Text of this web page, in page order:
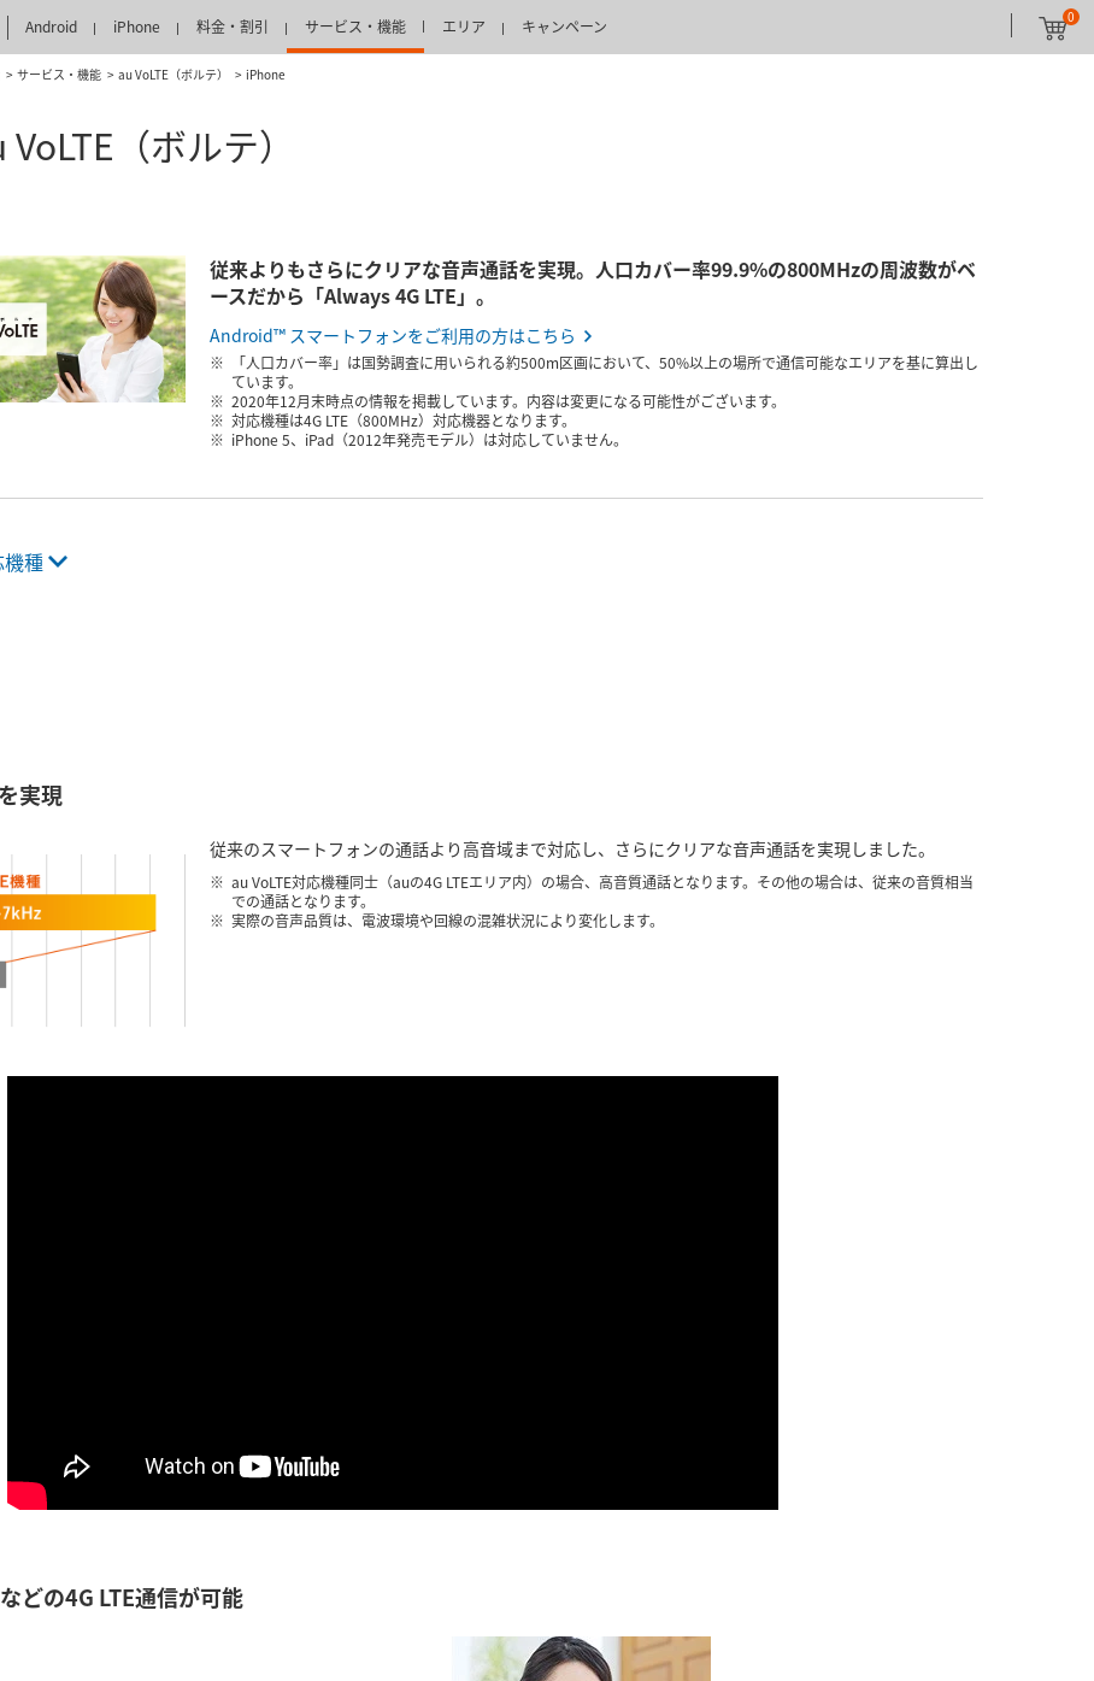
Android iPhone 料金・割引 サービス・機能 エリア キャンペーン 0
サービス・機能 au VoLTE（ボルテ） iPhone
（ボルテ）
従来よりもさらにクリアな音声通話を実現。人口カバー率99.9%の800MHzの周波数がベ
ースだから「Always 4G LTE」。
Android™ スマートフォンをご利用の方はこちら
「人口カバー率」は国勢調査に用いられる約500m区画において、50%以上の場所で通信可能なエリアを基に算出し
ています。
2020年12月末時点の情報を掲載しています。内容は変更になる可能性がございます。
対応機種は4G LTE（800MHz）対応機器となります。
iPhone 5、iPad（2012年発売モデル）は対応していません。
種
実現
従来のスマートフォンの通話より高音域まで対応し、さらにクリアな音声通話を実現しました。
au VoLTE対応機種同士（auの4G LTEエリア内）の場合、高音質通話となります。その他の場合は、従来の音質相当
での通話となります。
実際の音声品質は、電波環境や回線の混雑状況により変化します。
どの4G LTE通信が可能